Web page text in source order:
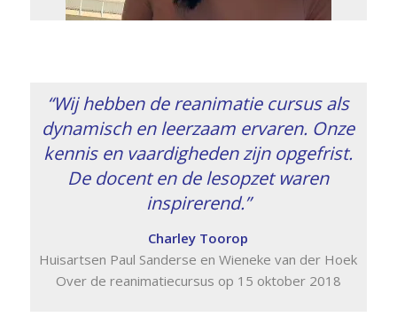
“Wij hebben de reanimatie cursus als
dynamisch en leerzaam ervaren. Onze
kennis en vaardigheden zijn opgefrist.
De docent en de lesopzet waren
inspirerend.”
Charley Toorop
Huisartsen Paul Sanderse en Wieneke van der Hoek
Over de reanimatiecursus op 15 oktober 2018